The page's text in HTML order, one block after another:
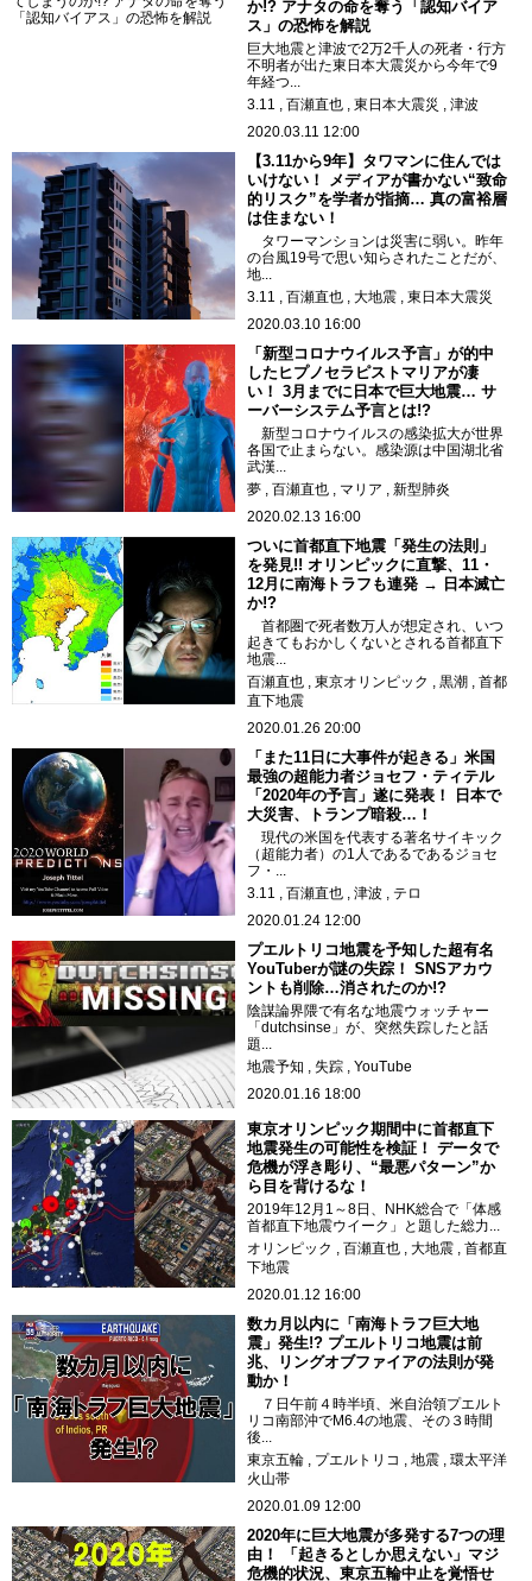
か!? アナタの命を奪う「認知バイア
ス」の恐怖を解説
巨大地震と津波で2万2千人の死者・行方
不明者が出た東日本大震災から今年で9
年経つ...
3.11
百瀬直也 東日本大震災
津波
2020.03.11 12:00
【3.11から9年】タワマンに住んでは
いけない！ メディアが書かない“致命
的リスク”を学者が指摘… 真の富裕層
は住まない！
タワーマンションは災害に弱い。昨年
の台風19号で思い知らされたことだが、
地...
3.11
百瀬直也 大地震
東日本大震災
2020.03.10 16:00
「新型コロナウイルス予言」が的中
したヒプノセラピストマリアが凄
い！ 3月までに日本で巨大地震… サ
ーバーシステム予言とは!?
新型コロナウイルスの感染拡大が世界
各国で止まらない。感染源は中国湖北省
武漢...
夢
百瀬直也 マリア
新型肺炎
2020.02.13 16:00
ついに首都直下地震「発生の法則」
を発見!! オリンピックに直撃、11・
12月に南海トラフも連発 → 日本滅亡
か!?
首都圏で死者数万人が想定され、いつ
起きてもおかしくないとされる首都直下
地震...
百瀬直也
東京オリンピック 黒潮
首都
直下地震
2020.01.26 20:00
「また11日に大事件が起きる」米国
最強の超能力者ジョセフ・ティテル
「2020年の予言」遂に発表！ 日本で
大災害、トランプ暗殺…！
現代の米国を代表する著名サイキック
（超能力者）の1人であるであるジョセ
フ・...
3.11
百瀬直也 津波
テロ
2020.01.24 12:00
プエルトリコ地震を予知した超有名
YouTuberが謎の失踪！ SNSアカウ
ントも削除…消されたのか!?
陰謀論界隈で有名な地震ウォッチャー
「dutchsinse」が、突然失踪したと話
題...
地震予知
失踪
YouTube
2020.01.16 18:00
東京オリンピック期間中に首都直下
地震発生の可能性を検証！ データで
危機が浮き彫り、“最悪パターン”か
ら目を背けるな！
2019年12月1～8日、NHK総合で「体感
首都直下地震ウイーク」と題した総力...
オリンピック
百瀬直也 大地震
首都直
下地震
2020.01.12 16:00
数カ月以内に「南海トラフ巨大地
震」発生!? プエルトリコ地震は前
兆、リングオブファイアの法則が発
動か！
７日午前４時半頃、米自治領プエルト
リコ南部沖でM6.4の地震、その３時間
後...
東京五輪
プエルトリコ 地震
環太平洋
火山帯
2020.01.09 12:00
2020年に巨大地震が多発する7つの理
由！ 「起きるとしか思えない」マジ
危機的状況、東京五輪中止を覚悟せ